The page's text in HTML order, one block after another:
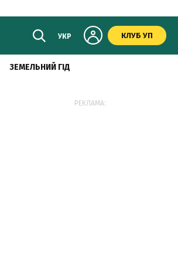
УКР КЛУБ УП
ЗЕМЕЛЬНИЙ ГІД
РЕКЛАМА: